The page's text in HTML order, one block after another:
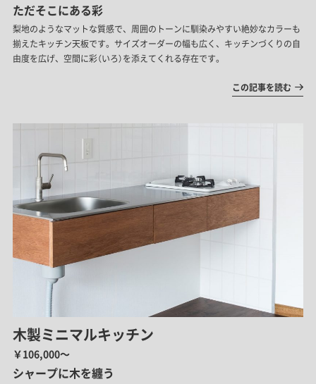
ただ​そこに​ある​彩​
​梨地のような​マットな​質感で、​周囲の​トーンに​馴染みやすい​絶妙なカラーも
揃えたキッチン天板です。​サイズオーダーの​幅も​広く、​キッチンづくりの自
由度を広げ、空間に彩（いろ）を添えてくれる存在です。
この記事を読む
木製ミニマルキッチン
￥106,000～
シャープに木を纏う